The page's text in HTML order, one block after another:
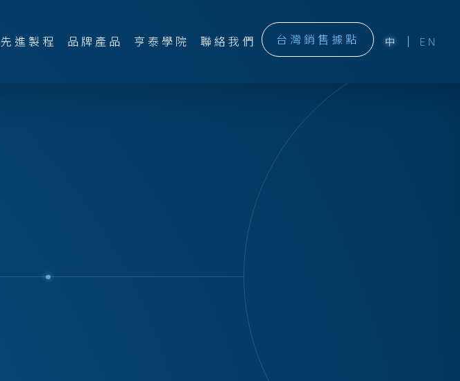
先進製程 品牌產品 亨泰學院 聯絡我們 台灣銷售據點 中 EN